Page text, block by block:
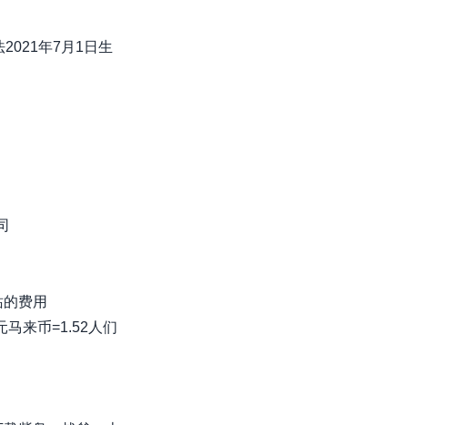
2021年7月1日生
费用
马来币=1.52人们